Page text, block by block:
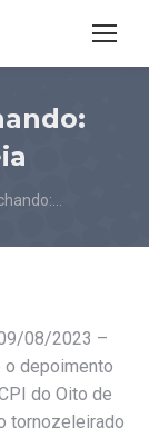
08/2023 –
depoimento
do Oito de
tornozeleirado